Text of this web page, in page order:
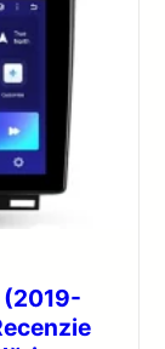
(2019-